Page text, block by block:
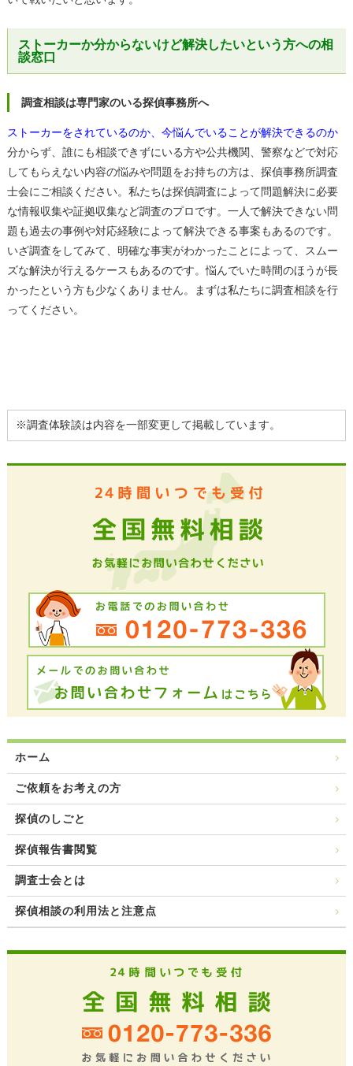
ストーカーか分からないけど解決したいという方への相
談窓口
調査相談は専門家のいる探偵事務所へ
ストーカーをされているのか、今悩んでいることが解決できるのか
分からず、誰にも相談できずにいる方や公共機関、警察などで対応
してもらえない内容の悩みや問題をお持ちの方は、探偵事務所調査
士会にご相談ください。私たちは探偵調査によって問題解決に必要
な情報収集や証拠収集など調査のプロです。一人で解決できない問
題も過去の事例や対応経験によって解決できる事案もあるのです。
いざ調査をしてみて、明確な事実がわかったことによって、スムー
ズな解決が行えるケースもあるのです。悩んでいた時間のほうが長
かったという方も少なくありません。まずは私たちに調査相談を行
ってください。
※調査体験談は内容を一部変更して掲載しています。
ホーム
ご依頼をお考えの方
探偵のしごと
探偵報告書閲覧
調査士会とは
探偵相談の利用法と注意点